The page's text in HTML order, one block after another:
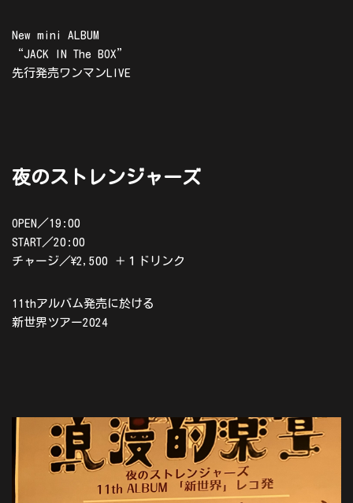
New mini ALBUM
“JACK IN The BOX”
先行発売ワンマンLIVE
夜のストレンジャーズ
OPEN／19:00
START／20:00
チャージ／\2,500 ＋１ドリンク
11thアルバム発売に於ける
新世界ツアー2024